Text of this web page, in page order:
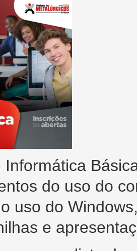
Informática
do uso do
uso do
e